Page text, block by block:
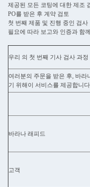
제공된 모든 코팅에 대한 제조
PO를 받은 후 계약 검토
첫 번째 제품 및 진행 중인 검사
필요에 따라 보고와 인증과 함
우리 의 첫 번째 기사 검사 과정
여러분의 주문을 받은 후, 바
기 위해이 서비스를 제공합니
바라나 래피드
고객